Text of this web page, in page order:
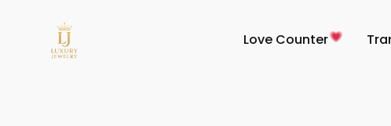
Love Counter